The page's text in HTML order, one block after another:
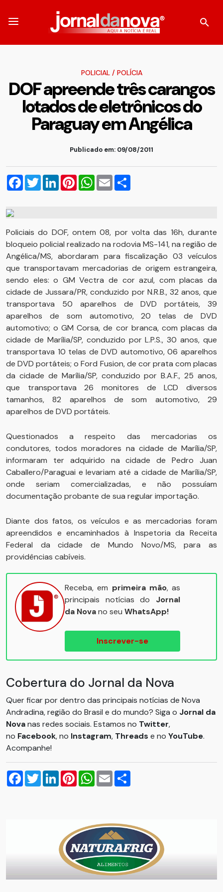
POLICIAL/ POLÍCIA
DOF apreende três carangos
lotados de eletrônicos do
Paraguay em Angélica
Publicado em: 09/08/2011
Facebook
TwitterLinkedInPinterestWhatsApp
Email
Policiais do DOF, ontem 08, por volta das 16h, durante
bloqueio policial realizado na rodovia MS-141, na região de
Angélica/MS, abordaram para fiscalização 03 veículos
que transportavam mercadorias de origem estrangeira,
sendo eles: o GM Vectra de cor azul, com placas da
cidade de Jussara/PR, conduzido por N.R.B., 32 anos, que
transportava 50 aparelhos de DVD portáteis, 39
aparelhos de som automotivo, 20 telas de DVD
automotivo; o GM Corsa, de cor branca, com placas da
cidade de Marília/SP, conduzido por L.P.S., 30 anos, que
transportava 10 telas de DVD automotivo, 06 aparelhos
de DVD portáteis; o Ford Fusion, de cor prata com placas
da cidade de Marília/SP, conduzido por B.A.F., 25 anos,
que transportava 26 monitores de LCD diversos
tamanhos, 82 aparelhos de som automotivo, 29
aparelhos de DVD portáteis.
Questionados a respeito das mercadorias os
condutores, todos moradores na cidade de Marília/SP,
informaram ter adquirido na cidade de Pedro Juan
Caballero/Paraguai e levariam até a cidade de Marília/SP,
onde seriam comercializadas, e não possuíam
documentação probante de sua regular importação.
Diante dos fatos, os veículos e as mercadorias foram
apreendidos e encaminhados à Inspetoria da Receita
Federal da cidade de Mundo Novo/MS, para as
providências cabíveis.
Receba, em primeira mão, as
principais notícias do Jornal
da Novano seu WhatsApp!
Inscrever-se
Cobertura do Jornal da Nova
Quer ficar por dentro das principais notícias de Nova
Andradina, região do Brasil e do mundo? Siga o Jornal da
Novanas redes sociais. Estamos no Twitter,
no Facebook, no Instagram, Threads e no YouTube.
Acompanhe!
Facebook
TwitterLinkedInPinterestWhatsApp
Email